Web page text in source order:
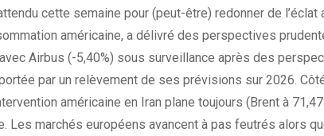
cette semaine pour (peut-être) redonner de
américaine, a délivré des perspectives
Airbus (-5,40%) sous surveillance après des
par un relèvement de ses prévisions sur 2026.
américaine en Iran plane toujours (Brent à
Les marchés européens avancent à pas feutrés alors